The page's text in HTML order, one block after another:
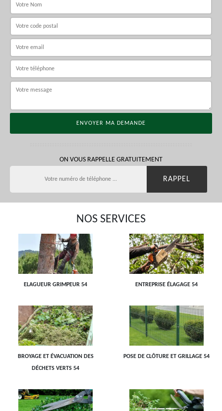
ON VOUS RAPPELLE GRATUITEMENT
NOS SERVICES
ELAGUEUR GRIMPEUR 54 ENTREPRISE ÉLAGAGE 54
BROYAGE ET ÉVACUATION DES
DÉCHETS VERTS 54
POSE DE CLÔTURE ET GRILLAGE 54